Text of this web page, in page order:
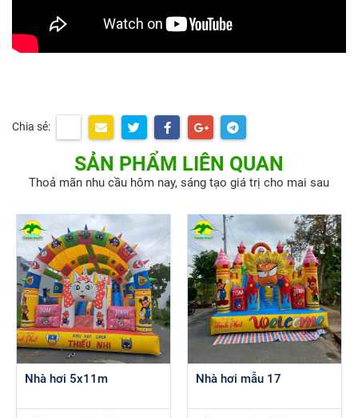
Chia sẻ:
SẢN PHẨM LIÊN QUAN
Thoả mãn nhu cầu hôm nay, sáng tạo giá trị cho mai sau
Nhà hơi 5x11m Nhà hơi mẫu 17